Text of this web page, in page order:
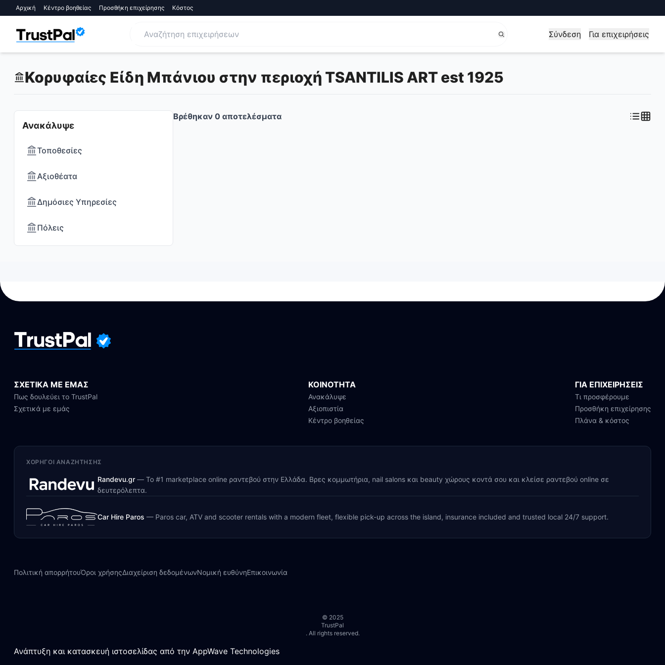
Αρχική Κέντρο βοηθείας Προσθήκη επιχείρησης Κόστος
Σύνδεση Για επιχειρήσεις
Κορυφαίες Είδη Μπάνιου στην περιοχή TSANTILIS ART est 1925
Ανακάλυψε
Τοποθεσίες
Αξιοθέατα
Δημόσιες Υπηρεσίες
Πόλεις
Βρέθηκαν 0 αποτελέσματα
ΣΧΕΤΙΚΑ ΜΕ ΕΜΑΣ
Πως δουλεύει το TrustPal
Σχετικά με εμάς
ΚΟΙΝΟΤΗΤΑ
Ανακάλυψε
Αξιοπιστία
Κέντρο βοηθείας
ΓΙΑ ΕΠΙΧΕΙΡΗΣΕΙΣ
Τι προσφέρουμε
Προσθήκη επιχείρησης
Πλάνα & κόστος
ΧΟΡΗΓΟΊ ΑΝΑΖΉΤΗΣΗΣ
Randevu.gr — Το #1 marketplace online ραντεβού στην Ελλάδα. Βρες κομμωτήρια, nail salons και beauty χώρους κοντά σου και κλείσε ραντεβού online σε
δευτερόλεπτα.
Car Hire Paros — Paros car, ATV and scooter rentals with a modern fleet, flexible pick-up across the island, insurance included and trusted local 24/7 support.
Πολιτική απορρήτουΌροι χρήσηςΔιαχείριση δεδομένωνΝομική ευθύνηΕπικοινωνία
© 2025
TrustPal
. All rights reserved.
Ανάπτυξη και κατασκευή ιστοσελίδας από την AppWave Technologies